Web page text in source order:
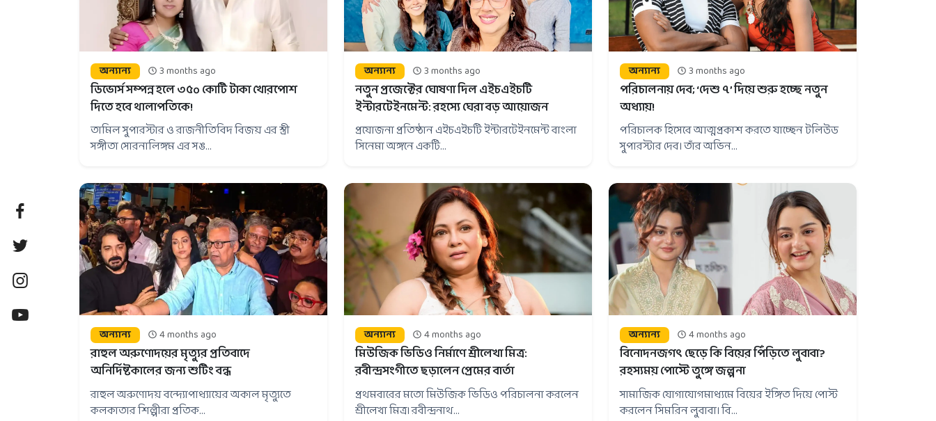
অন্যান্য 3 months ago
ডিভোর্স সম্পন্ন হলে ৩৫০ কোটি টাকা খোরপোশ
দিতে হবে থালাপতিকে!
তামিল সুপারস্টার ও রাজনীতিবিদ বিজয় এর স্ত্রী
সঙ্গীতা সোরনালিঙ্গম এর সঙ...
অন্যান্য 3 months ago
নতুন প্রজেক্টের ঘোষণা দিল এইচএইচটি
ইন্টারটেইনমেন্ট: রহস্যে ঘেরা বড় আয়োজন
প্রযোজনা প্রতিষ্ঠান এইচএইচটি ইন্টারটেইনমেন্ট বাংলা
সিনেমা অঙ্গনে একটি...
অন্যান্য 3 months ago
পরিচালনায় দেব; ‘দেশু ৭’ দিয়ে শুরু হচ্ছে নতুন
অধ্যায়!
পরিচালক হিসেবে আত্মপ্রকাশ করতে যাচ্ছেন টলিউড
সুপারস্টার দেব। তাঁর অভিন...
অন্যান্য 4 months ago
রাহুল অরুণোদয়ের মৃত্যুর প্রতিবাদে
অনির্দিষ্টকালের জন্য শুটিং বন্ধ
রাহুল অরুণোদয় বন্দ্যোপাধ্যায়ের অকাল মৃত্যুতে
কলকাতার শিল্পীরা প্রতিক...
অন্যান্য 4 months ago
মিউজিক ভিডিও নির্মাণে শ্রীলেখা মিত্র:
রবীন্দ্রসংগীতে ছড়ালেন প্রেমের বার্তা
প্রথমবারের মতো মিউজিক ভিডিও পরিচালনা করলেন
শ্রীলেখা মিত্র। রবীন্দ্রনাথ...
অন্যান্য 4 months ago
বিনোদনজগৎ ছেড়ে কি বিয়ের পিঁড়িতে লুবাবা?
রহস্যময় পোস্টে তুঙ্গে জল্পনা
সামাজিক যোগাযোগমাধ্যমে বিয়ের ইঙ্গিত দিয়ে পোস্ট
করলেন সিমরিন লুবাবা। বি...